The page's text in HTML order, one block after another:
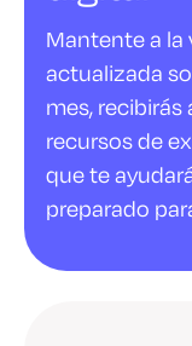
Mantente a
actualizada
mes,
recursos de
que te
preparado